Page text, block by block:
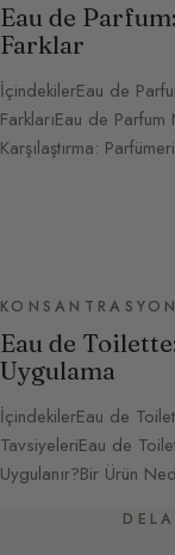
Eau de
Farklar
İçindekilerEau de
FarklarıEau de
Karşılaştırma:
Eau de
Uygulama
İçindekilerEau de
TavsiyeleriEau de
Uygulanır?Bir Ürün